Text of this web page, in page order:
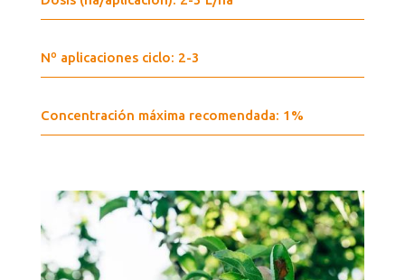
Nº aplicaciones ciclo: 2-3
Concentración máxima recomendada: 1%